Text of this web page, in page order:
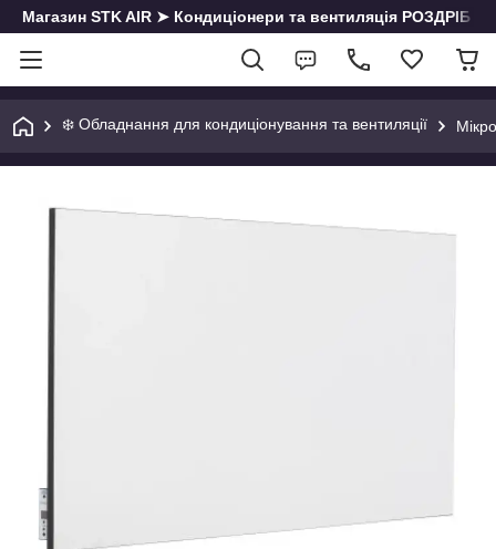
Магазин STK AIR ➤ Кондиціонери та вентиляція РОЗДРІБ
❄️ Обладнання для кондиціонування та вентиляції